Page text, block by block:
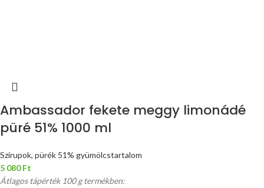
Ambassador fekete meggy limonádé
püré 51% 1000 ml
Szirupok, pürék 51% gyümölcstartalom
5 080Ft
Átlagos tápérték 100 g termékben: